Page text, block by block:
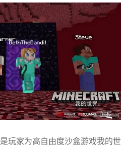
是玩家为高自由度沙盒游戏我的世